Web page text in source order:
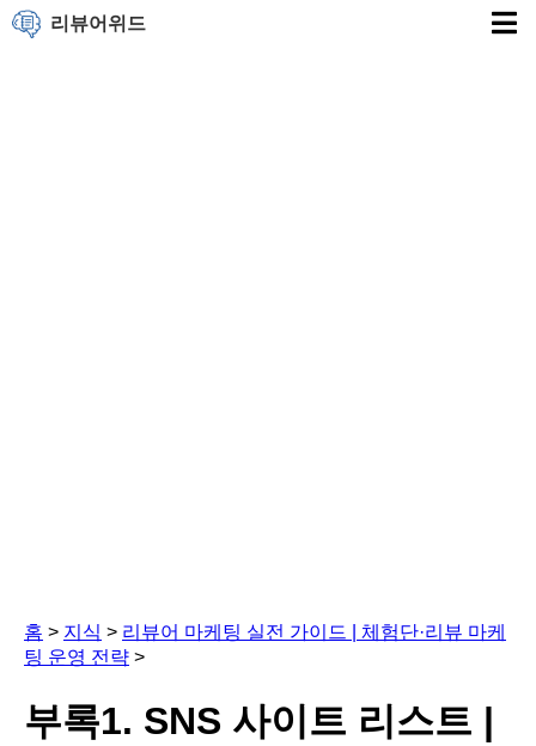
리뷰어위드
홈 > 지식 > 리뷰어 마케팅 실전 가이드 | 체험단·리뷰 마케
팅 운영 전략 >
부록1. SNS 사이트 리스트 |